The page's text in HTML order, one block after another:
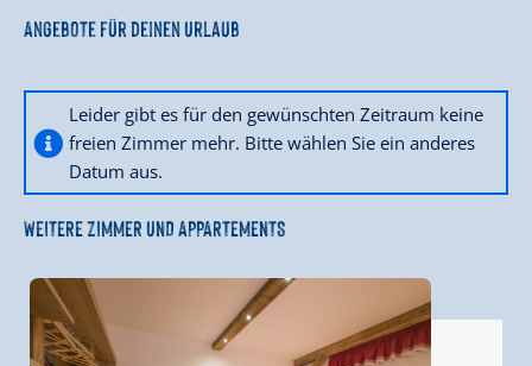
Angebote für deinen Urlaub
Leider gibt es für den gewünschten Zeitraum keine
freien Zimmer mehr. Bitte wählen Sie ein anderes
Datum aus.
WEITERE ZIMMER UND APPARTEMENTS